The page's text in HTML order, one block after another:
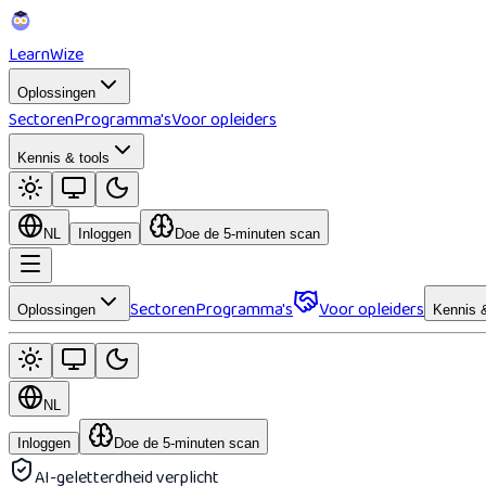
LearnWize
Oplossingen
SectorenProgramma'sVoor opleiders
Kennis & tools
NL Inloggen Doe de 5-minuten scan
Oplossingen SectorenProgramma's Voor opleiders Kennis
NL
Inloggen Doe de 5-minuten scan
AI-geletterdheid verplicht